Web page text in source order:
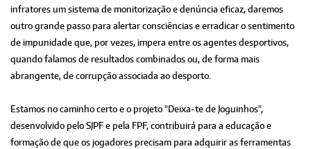
infratores um sistema de monitorização e denúncia eficaz, daremos
outro grande passo para alertar consciências e erradicar o sentimento
de impunidade que, por vezes, impera entre os agentes desportivos,
quando falamos de resultados combinados ou, de forma mais
abrangente, de corrupção associada ao desporto.
Estamos no caminho certo e o projeto "Deixa-te de Joguinhos",
desenvolvido pelo SJPF e pela FPF, contribuirá para a educação e
formação de que os jogadores precisam para adquirir as ferramentas